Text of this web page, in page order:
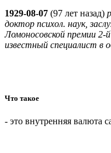
1929-08-07 (97 лет назад)
доктор психол. наук,
Ломоносовской премии 2-
известный специалист в
Что такое
- это внутренняя валюта